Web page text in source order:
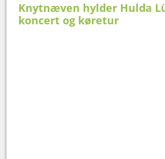
Knytnæven hylder Hulda
koncert og køretur